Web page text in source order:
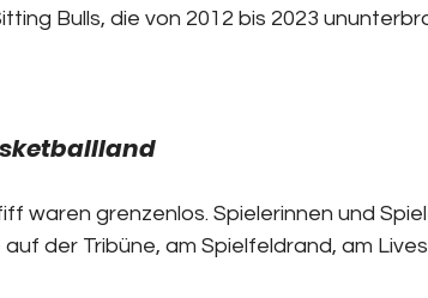
Bulls, die von 2012 bis 2023
waren grenzenlos. Spielerinnen und
der Tribüne, am Spielfeldrand, am